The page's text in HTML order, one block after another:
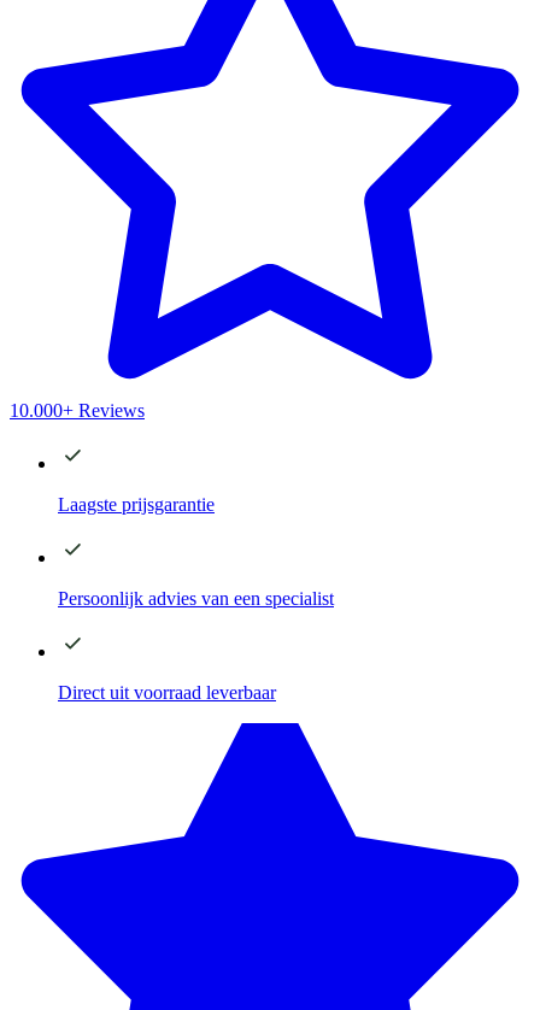
10.000+ Reviews
Laagste prijsgarantie
Persoonlijk advies van een specialist
Direct uit voorraad leverbaar